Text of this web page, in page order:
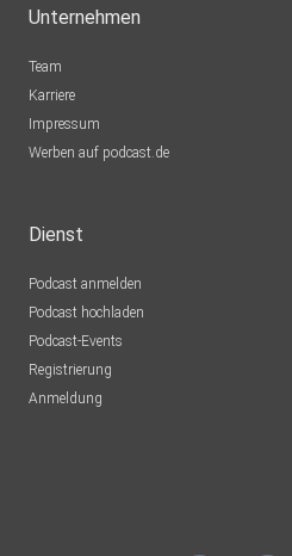
Unternehmen
Team
Karriere
Impressum
Werben auf podcast.de
Dienst
Podcast anmelden
Podcast hochladen
Podcast-Events
Registrierung
Anmeldung